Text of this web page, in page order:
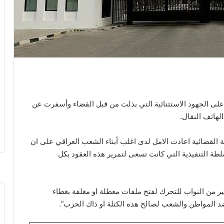
على الجهود الاستثنائية التي بذلت من قبل القضاء وأسفرت عن
النقال.
اعادت الامل لدى اغلب أبناء الشعب العراقي على ان
التنفيذية التي كانت تسعى لتمرير هذه العقود بكل
من النواب للتحرك لفتح ملفات معطلة او مغلفة بغطاء
والشعب لصالح هذه الكتلة او ذاك الحزب”.